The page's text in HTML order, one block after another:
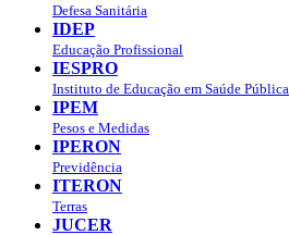
Defesa Sanitária
IDEP
Educação Profissional
IESPRO
Instituto de Educação em Saúde Pública
IPEM
Pesos e Medidas
IPERON
Previdência
ITERON
Terras
JUCER